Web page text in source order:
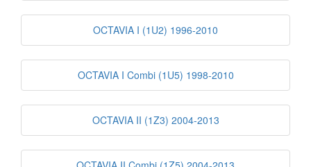
OCTAVIA I (1U2) 1996-2010
OCTAVIA I Combi (1U5) 1998-2010
OCTAVIA II (1Z3) 2004-2013